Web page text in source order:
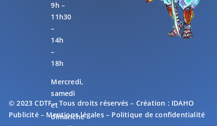
9h –
11h30
–
14h
–
18h
Mercredi,
samedi
et
dimanche
© 2023 CDTF – Tous droits réservés – Création : IDAHO
Publicité– Mentions légales– Politique de confidentialité